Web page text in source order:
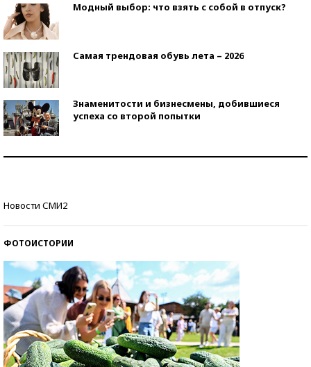
Модный выбор: что взять с собой в отпуск?
Самая трендовая обувь лета – 2026
Знаменитости и бизнесмены, добившиеся
успеха со второй попытки
Новости СМИ2
ФОТОИСТОРИИ